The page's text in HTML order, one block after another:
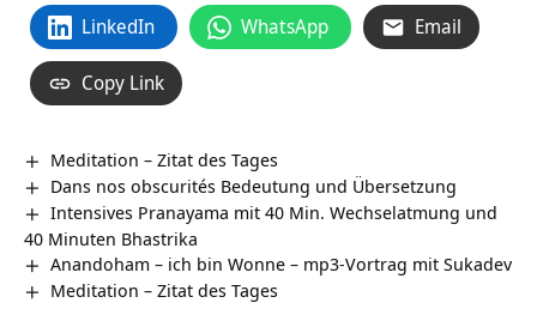
LinkedIn WhatsApp Email
Copy Link
Meditation – Zitat des Tages
Dans nos obscurités Bedeutung und Übersetzung
Intensives Pranayama mit 40 Min. Wechselatmung und
40 Minuten Bhastrika
Anandoham – ich bin Wonne – mp3-Vortrag mit Sukadev
Meditation – Zitat des Tages